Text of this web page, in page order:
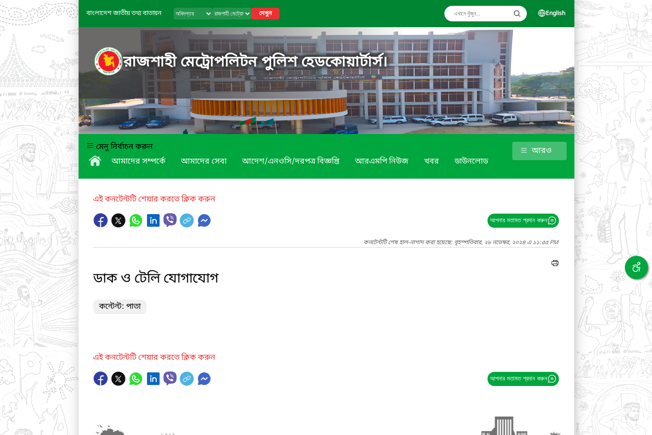
বাংলাদেশ জাতীয় তথ্য বাতায়ন দেখুন English
রাজশাহী মেট্রোপলিটন পুলিশ হেডকোয়ার্টার্স।
মেনু নির্বাচন করুন
আমাদের সম্পর্কে
আমাদের সেবা আদেশ/এনওসি/দরপত্র বিজ্ঞপ্তি আরএমপি নিউজ খবর ডাউনলোড
আরও
এই কনটেন্টটি শেয়ার করতে ক্লিক করুন
আপনার মতামত প্রদান করুন
কনটেন্টটি শেষ হাল-নাগাদ করা হয়েছে: বৃহস্পতিবার, ২৮ নভেম্বর, ২০২৪ এ ১১:৫৫ PM
ডাক ও টেলি যোগাযোগ
কন্টেন্ট: পাতা
এই কনটেন্টটি শেয়ার করতে ক্লিক করুন
আপনার মতামত প্রদান করুন